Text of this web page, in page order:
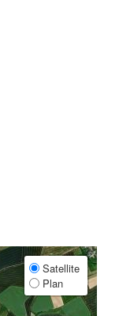
Satellite
Plan